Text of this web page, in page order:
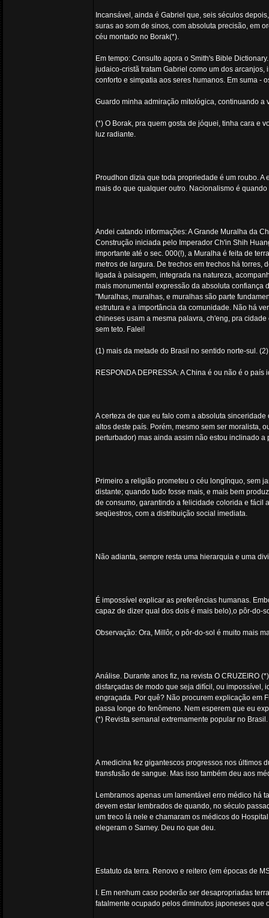
Incansável, ainda é Gabriel que, seis séculos
suras ao som de sinos, com absoluta precisão, em
céu montado no Borak(*).
Em tempo: Consulto agora o Smith's Bible
judaico-cristã tratam Gabriel como um dos
conforto e simpatia aos seres humanos. Em suma -
Guardo minha admiração mitológica, continuando a
(*) O Borak, pra quem gosta de jóquei, tinha cara e
luz radiante.
Proudhon dizia que toda propriedade é um roubo.
mais do que qualquer outro. Nacionalismo é
Andei catando informações: A Grande Muralha da
Construção iniciada pelo Imperador Ch'in Shih
importante até o sec. 000(!), a Muralha é feita de
metros de largura. De trechos em trechos há torres,
ligada à paisagem, integrada na natureza,
mais monumental expressão da absoluta confiança
"Muralhas, muralhas, e muralhas são parte
estrutura e a importância da comunidade. Não há
chineses usam a mesma palavra, ch'eng, pra
sem teto. Falei!
(1) mais da metade do Brasil no sentido norte-sul.
RESPONDA DEPRESSA: A China é ou não é o país
A certeza de que eu falo com a absoluta
altos deste país. Porém, mesmo sem ser moralista,
perturbador) mas ainda assim não estou inclinado
Primeiro a religião prometeu o céu longínquo, sem
distante; quando tudo fosse mais, e mais bem
de consumo, garantindo a felicidade colorida e fácil
seqüestros, com a distribuição social imediata.
Não adianta, sempre resta uma hierarquia e uma
É impossível explicar as preferências humanas.
capaz de dizer qual dos dois é mais belo),o pôr-do-
Observação: Ora, Millôr, o pôr-do-sol é muito mais
Análise. Durante anos fiz, na revista O CRUZEIRO
disfarçadas de modo que seja difícil, ou impossível,
engraçada. Por quê? Não procurem explicação em
passa longe do fenômeno. Nem esperem que eu
(*) Revista semanal extremamente popular no
A medicina fez gigantescos progressos nos últimos
transfusão de sangue. Mas isso também deu aos
Lembramos apenas um lamentável erro médico há
devem estar lembrados de quando, no século
um treco lá nele e chamaram os médicos do
elegeram o Sarney. Deu no que deu.
Estatuto da terra. Renovo e reitero (em épocas de
I. Em nenhum caso poderão ser desapropriadas
fatalmente ocupado pelos diminutos japoneses que